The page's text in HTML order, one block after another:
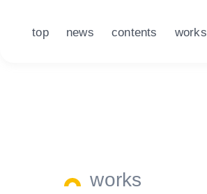
top news contents works
works